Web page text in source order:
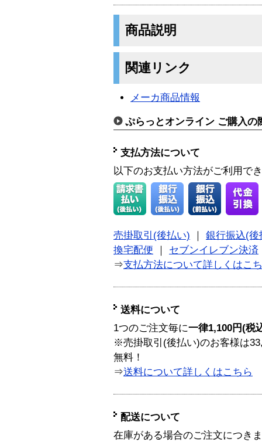
商品説明
関連リンク
メーカ商品情報
ぷらっとオンライン ご購入の
支払方法について
以下のお支払い方法がご利用で
売掛取引(後払い)
銀行振込(後
換宅配便
セブンイレブン決済
⇒支払方法について詳しくはこ
送料について
1つのご注文毎に一律1,100円(税
※売掛取引(後払い)のお客様は
無料！
⇒送料について詳しくはこちら
配送について
在庫がある場合のご注文につき